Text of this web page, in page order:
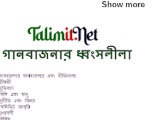
Show more